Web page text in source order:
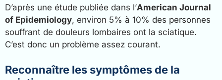
D’après une étude publiée dans l’American Journal
of Epidemiology, environ 5% à 10% des personnes
souffrant de douleurs lombaires ont la sciatique.
C’est donc un problème assez courant.
Reconnaître les symptômes de la